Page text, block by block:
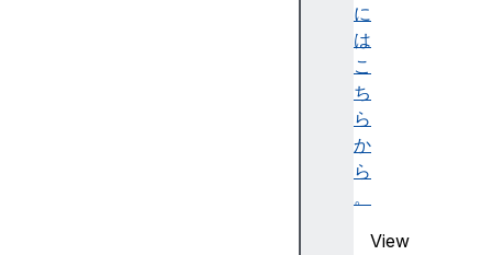
に
は
こ
ち
ら
か
ら
。
View